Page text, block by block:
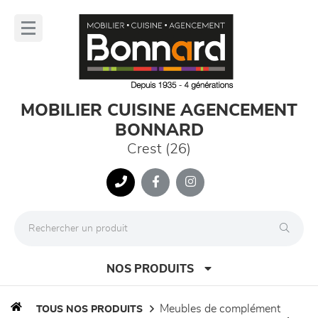
MOBILIER CUISINE AGENCEMENT
BONNARD
Crest (26)
NOS PRODUITS
TOUS NOS PRODUITS meubles de complément